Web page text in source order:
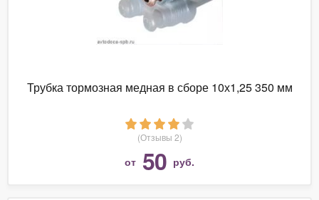
Трубка тормозная медная в сборе 10х1,25 350 мм
(Отзывы 2)
от 50 руб.